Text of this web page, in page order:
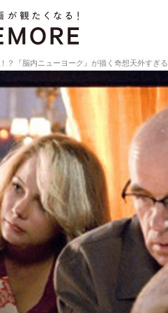
？『脳内ニューヨーク』が描く奇想天外すぎ